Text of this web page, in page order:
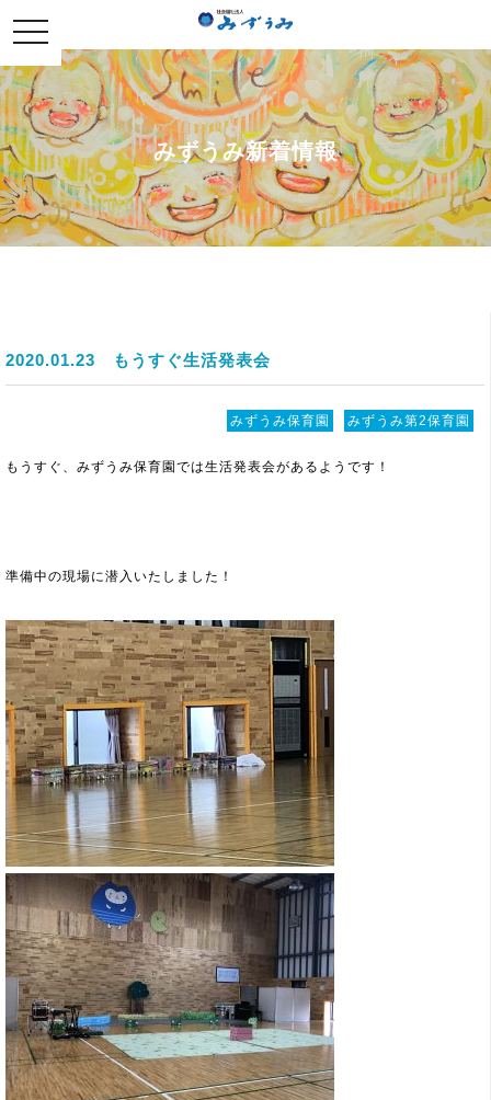
toggle
navigation
みずうみ新着情報
2020.01.23 もうすぐ生活発表会
みずうみ保育園 みずうみ第2保育園
もうすぐ、みずうみ保育園では生活発表会があるようです！
準備中の現場に潜入いたしました！